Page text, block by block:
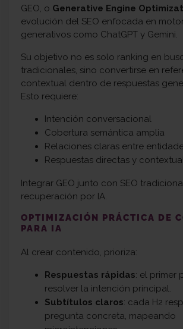
GEO, o Generative Engine
evolución del SEO enfocada en
generativos como ChatGPT y Gemini.
Su objetivo no es solo ranking en
tradicionales, sino convertirse en
contextual dentro de respuestas
Esto requiere:
Intención conversacional
Cobertura semántica amplia
Relaciones claras entre
Respuestas directas y
Integrar GEO junto con SEO
recuperación por IA.
OPTIMIZACIÓN PRÁCTICA DE
PARA IA
Al crear contenido, prioriza:
Respuestas rápidas: el primer
resolver la intención principal.
Subtítulos claros: cada H2
pregunta concreta, mapeando